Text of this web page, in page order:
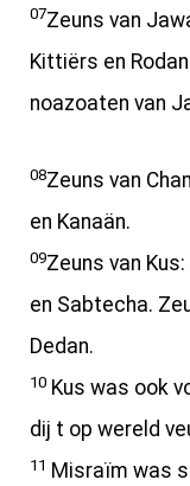
07Zeuns van
Kittiërs en
noazoaten van
08Zeuns van
en Kanaän.
09Zeuns van
en Sabtecha.
Dedan.
10 Kus was ook
dij t op wereld
11 Misraïm was